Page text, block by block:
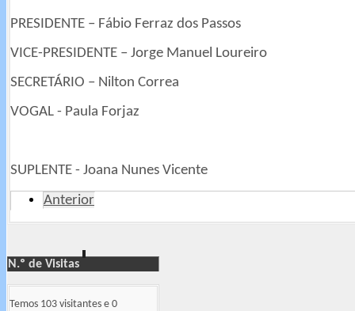
PRESIDENTE – Fábio Ferraz dos Passos
VICE-PRESIDENTE – Jorge Manuel Loureiro
SECRETÁRIO – Nilton Correa
VOGAL - Paula Forjaz
SUPLENTE - Joana Nunes Vicente
Anterior
N.º de Visitas
Temos 103 visitantes e 0